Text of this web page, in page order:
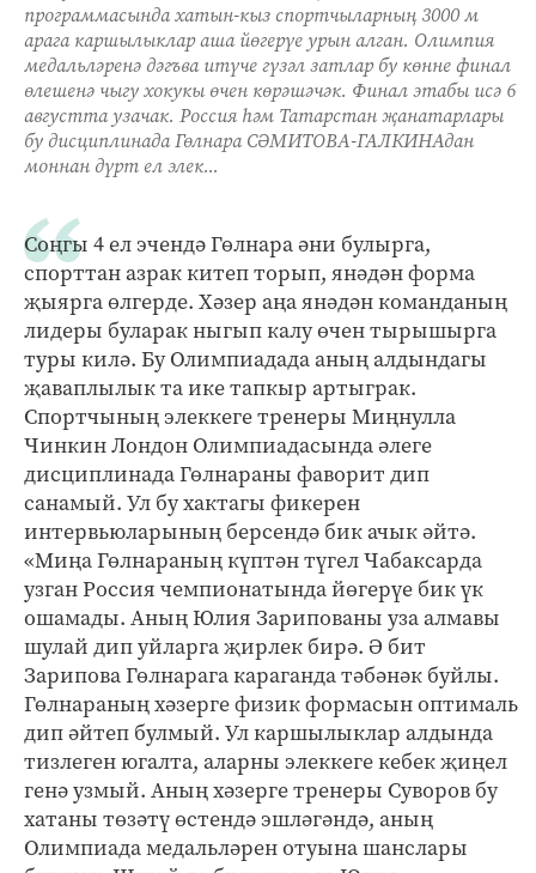
программасында хатын-кыз спортчыларның 3000 м
арага каршылыклар аша йөгерүе урын алган. Олимпия
медальләренә дәгъва итүче гүзәл затлар бу көнне финал
өлешенә чыгу хокукы өчен көрәшәчәк. Финал этабы исә 6
августта узачак. Россия һәм Татарстан җанатарлары
бу дисциплинада Гөлнара СӘМИТОВА-ГАЛКИНАдан
моннан дүрт ел элек...
Соңгы 4 ел эчендә Гөлнара әни булырга,
спорттан азрак китеп торып, янәдән форма
җыярга өлгерде. Хәзер аңа янәдән команданың
лидеры буларак ныгып калу өчен тырышырга
туры килә. Бу Олимпиадада аның алдындагы
җаваплылык та ике тапкыр артыграк.
Спортчының элеккеге тренеры Миңнулла
Чинкин Лондон Олимпиадасында әлеге
дисциплинада Гөлнараны фаворит дип
санамый. Ул бу хактагы фикерен
интервьюларының берсендә бик ачык әйтә.
«Миңа Гөлнараның күптән түгел Чабаксарда
узган Россия чемпионатында йөгерүе бик үк
ошамады. Аның Юлия Зарипованы уза алмавы
шулай дип уйларга җирлек бирә. Ә бит
Зарипова Гөлнарага караганда тәбәнәк буйлы.
Гөлнараның хәзерге физик формасын оптималь
дип әйтеп булмый. Ул каршылыклар алдында
тизлеген югалта, аларны элеккеге кебек җиңел
генә узмый. Аның хәзерге тренеры Суворов бу
хатаны төзәтү өстендә эшләгәндә, аның
Олимпиада медальләрен отуына шанслары